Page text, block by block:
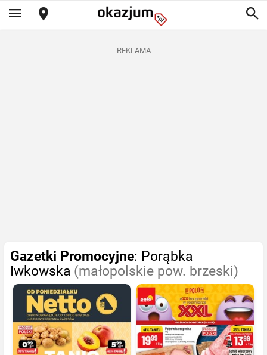
REKLAMA
Gazetki Promocyjne: Porąbka
Iwkowska (małopolskie pow. brzeski)